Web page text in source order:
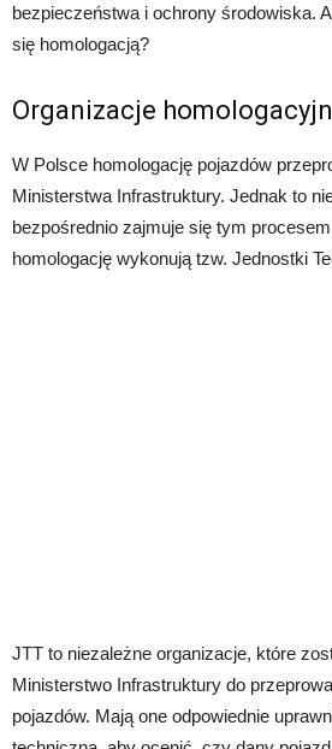
bezpieczeństwa i ochrony środowiska.
się homologacją?
Organizacje
W Polsce homologację pojazdów
Ministerstwa Infrastruktury. Jednak to
bezpośrednio zajmuje się tym
homologację wykonują tzw. Jednostki
JTT to niezależne organizacje, które
Ministerstwo Infrastruktury do
pojazdów. Mają one odpowiednie